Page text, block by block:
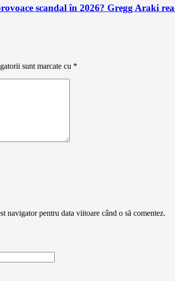
scandal în 2026? Gregg Araki
sunt marcate cu *
navigator pentru data viitoare când o să comentez.